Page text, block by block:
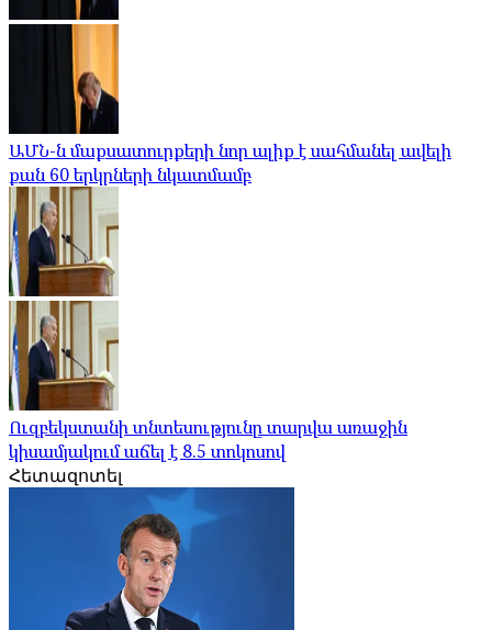
ԱՄՆ-ն մաքսատուրքերի նոր ալիք է սահմանել ավելի
քան 60 երկրների նկատմամբ
Ուզբեկստանի տնտեսությունը տարվա առաջին
կիսամյակում աճել է 8.5 տոկոսով
Հետազոտել